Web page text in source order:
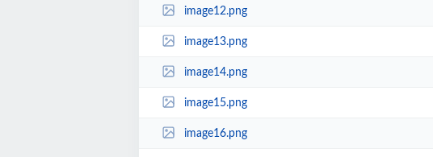
image12.png
image13.png
image14.png
image15.png
image16.png